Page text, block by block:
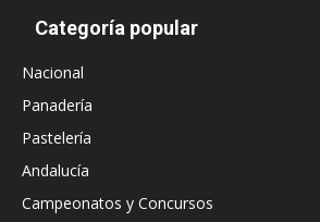
Categoría popular
Nacional
Panadería
Pastelería
Andalucía
Campeonatos y Concursos